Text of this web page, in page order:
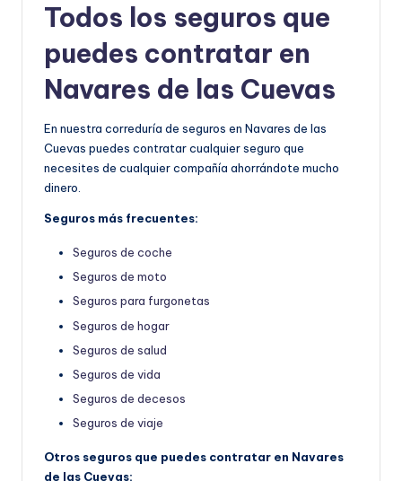
Todos los seguros que
puedes contratar en
Navares de las Cuevas
En nuestra correduría de seguros en Navares de las
Cuevas puedes contratar cualquier seguro que
necesites de cualquier compañía ahorrándote mucho
dinero.
Seguros más frecuentes:
Seguros de coche
Seguros de moto
Seguros para furgonetas
Seguros de hogar
Seguros de salud
Seguros de vida
Seguros de decesos
Seguros de viaje
Otros seguros que puedes contratar en Navares
de las Cuevas: